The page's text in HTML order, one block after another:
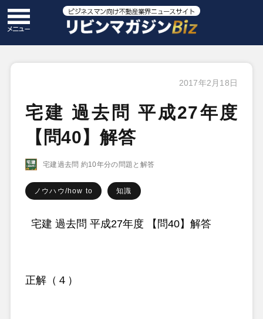
2017年2月18日
宅建 過去問 平成27年度
【問40】解答
宅建過去問 約10年分の問題と解答
ノウハウ/how to 知識
宅建 過去問 平成27年度 【問40】解答
正解（４）